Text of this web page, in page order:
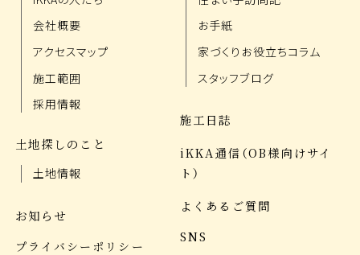
会社概要
アクセスマップ
施工範囲
採用情報
土地探しのこと
土地情報
お知らせ
プライバシーポリシー
お手紙
家づくりお役立ちコラム
スタッフブログ
施工日誌
iKKA通信（OB様向けサイ
ト）
よくあるご質問
SNS